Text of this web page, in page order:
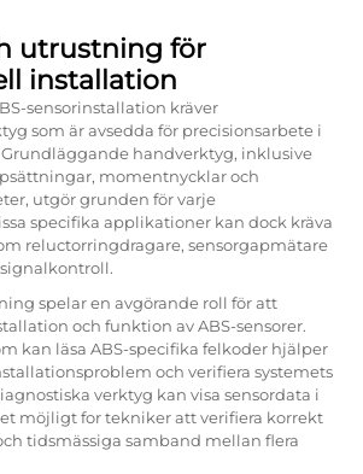
utrustning för
installation
sensorinstallation kräver
som är avsedda för precisionsarbete i
handverktyg, inklusive
momentnycklar och
utgör grunden för varje
specifika applikationer kan dock kräva
reluctorringdragare, sensorgapmätare
spelar en avgörande roll för att
och funktion av ABS-sensorer.
kan läsa ABS-specifika felkoder hjälper
och verifiera systemets
verktyg kan visa sensordata i
möjligt for tekniker att verifiera korrekt
tidsmässiga samband mellan flera